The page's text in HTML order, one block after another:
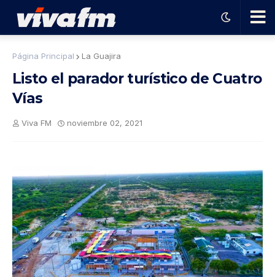
Ha
el
pro
gra
Página Principal La Guajira
Listo el parador turístico de Cuatro
Vías
Viva FM noviembre 02, 2021